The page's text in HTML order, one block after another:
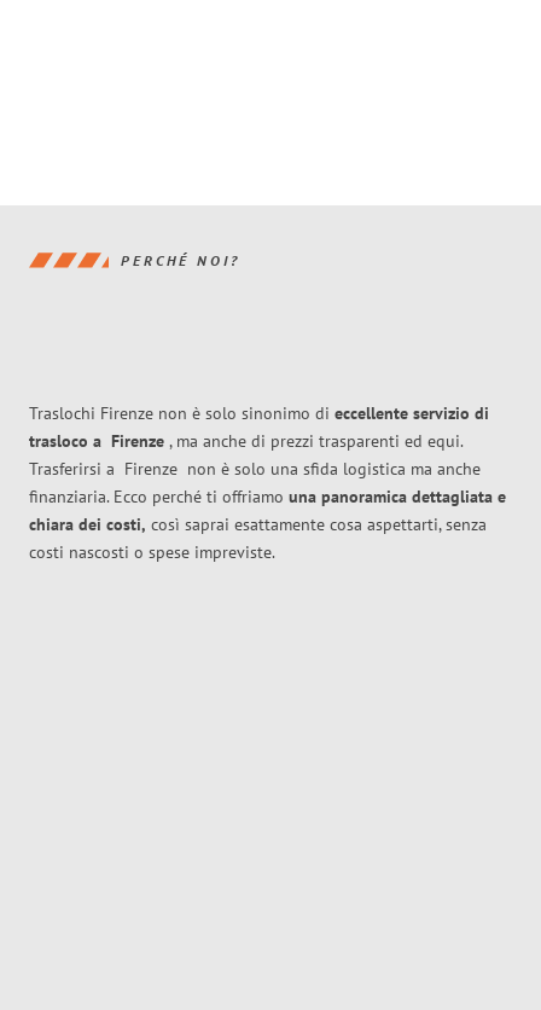
PERCHÉ NOI?
Traslochi Firenze non è solo sinonimo di eccellente servizio di
trasloco a Firenze , ma anche di prezzi trasparenti ed equi.
Trasferirsi a Firenze non è solo una sfida logistica ma anche
finanziaria. Ecco perché ti offriamo una panoramica dettagliata e
chiara dei costi, così saprai esattamente cosa aspettarti, senza
costi nascosti o spese impreviste.